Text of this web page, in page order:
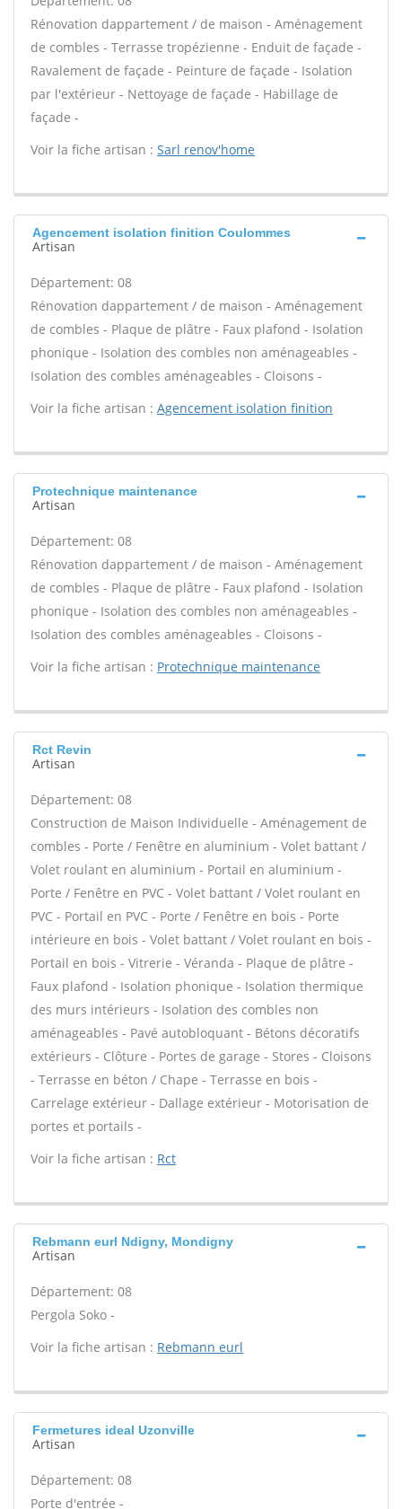
Rénovation dappartement / de maison - Aménagement
de combles - Terrasse tropézienne - Enduit de façade -
Ravalement de façade - Peinture de façade - Isolation
par l'extérieur - Nettoyage de façade - Habillage de
façade -
Voir la fiche artisan : Sarl renov'home
Agencement isolation finition Coulommes
Artisan
Département: 08
Rénovation dappartement / de maison - Aménagement
de combles - Plaque de plâtre - Faux plafond - Isolation
phonique - Isolation des combles non aménageables -
Isolation des combles aménageables - Cloisons -
Voir la fiche artisan : Agencement isolation finition
Protechnique maintenance
Artisan
Département: 08
Rénovation dappartement / de maison - Aménagement
de combles - Plaque de plâtre - Faux plafond - Isolation
phonique - Isolation des combles non aménageables -
Isolation des combles aménageables - Cloisons -
Voir la fiche artisan : Protechnique maintenance
Rct Revin
Artisan
Département: 08
Construction de Maison Individuelle - Aménagement de
combles - Porte / Fenêtre en aluminium - Volet battant /
Volet roulant en aluminium - Portail en aluminium -
Porte / Fenêtre en PVC - Volet battant / Volet roulant en
PVC - Portail en PVC - Porte / Fenêtre en bois - Porte
intérieure en bois - Volet battant / Volet roulant en bois -
Portail en bois - Vitrerie - Véranda - Plaque de plâtre -
Faux plafond - Isolation phonique - Isolation thermique
des murs intérieurs - Isolation des combles non
aménageables - Pavé autobloquant - Bétons décoratifs
extérieurs - Clôture - Portes de garage - Stores - Cloisons
- Terrasse en béton / Chape - Terrasse en bois -
Carrelage extérieur - Dallage extérieur - Motorisation de
portes et portails -
Voir la fiche artisan : Rct
Rebmann eurl Ndigny, Mondigny
Artisan
Département: 08
Pergola Soko -
Voir la fiche artisan : Rebmann eurl
Fermetures ideal Uzonville
Artisan
Département: 08
Porte d'entrée -